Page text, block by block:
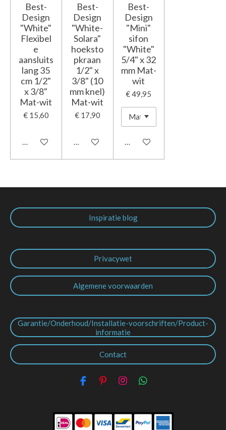
Best-
Design
"White"
Flexibel
e
aansluits
lang 35
cm 1/2"
x 3/8"
Mat-wit
€ 15,60
In winkelwagen
Best-
Design
"White-
Solara"
hoeksto
pkraan
1/2" x
3/8" (10
mm knel)
Mat-wit
€ 17,90
In winkelwagen
Best-
Design
"Mini"
sifon
"White"
5/4" x 32
mm Mat-
wit
€ 49,95
In winkelwagen
Inspiratie blog
Privacywet
Algemene voorwaarden
Garantie/Onderhoud/Installatie-voorschriften/Product-
informatie
Contact
F
e
b
P
t
e
I
t
a
W
t
s